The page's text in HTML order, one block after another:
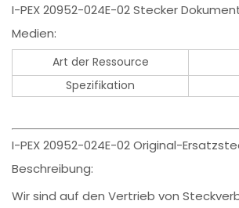
I-PEX 20952-024E-02 Stecker
Medien:
Art der Ressource
Spezifikation
I-PEX 20952-024E-02 Original-
Beschreibung:
Wir sind auf den Vertrieb von